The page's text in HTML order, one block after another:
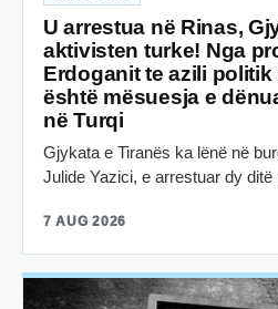
U arrestua në Rinas,
aktivisten turke! Nga
Erdoganit te azili
është mësuesja e
në Turqi
Gjykata e Tiranës ka lënë në
Julide Yazici, e arrestuar dy
7 AUG 2026